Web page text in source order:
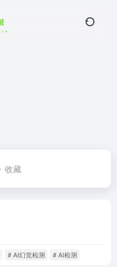
收藏
# AI幻觉检测 # AI检测